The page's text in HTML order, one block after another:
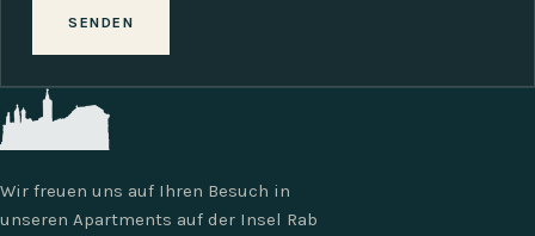
SENDEN
Wir freuen uns auf Ihren Besuch in
unseren Apartments auf der Insel Rab